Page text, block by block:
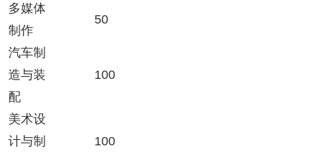
多媒体
制作
50
汽车制
造与装
配
100
美术设
计与制
100